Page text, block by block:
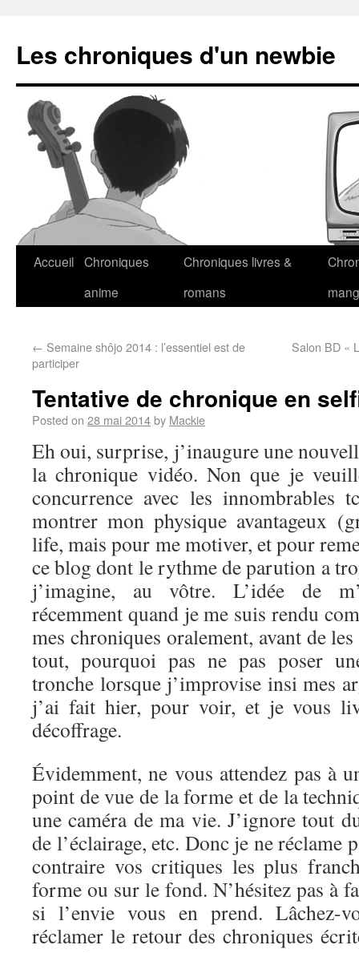
Les chroniques d'un newbie
Accueil Chroniques
anime
Chroniques livres &
romans
← Semaine shôjo 2014 : l’essentiel est de
participer
Salon BD «
Tentative de chronique en
Posted on 28 mai 2014by Mackie
Eh oui, surprise, j’inaugure une
la chronique vidéo. Non que je
concurrence avec les innombrables
montrer mon physique avantageux
life, mais pour me motiver, et pour
ce blog dont le rythme de parution a
j’imagine, au vôtre. L’idée de
récemment quand je me suis rendu
mes chroniques oralement, avant de
tout, pourquoi pas ne pas poser
tronche lorsque j’improvise insi mes
j’ai fait hier, pour voir, et je vous
décoffrage.
Évidemment, ne vous attendez pas à
point de vue de la forme et de la
une caméra de ma vie. J’ignore tout
de l’éclairage, etc. Donc je ne réclame
contraire vos critiques les plus
forme ou sur le fond. N’hésitez pas à
si l’envie vous en prend. Lâchez-
réclamer le retour des chroniques